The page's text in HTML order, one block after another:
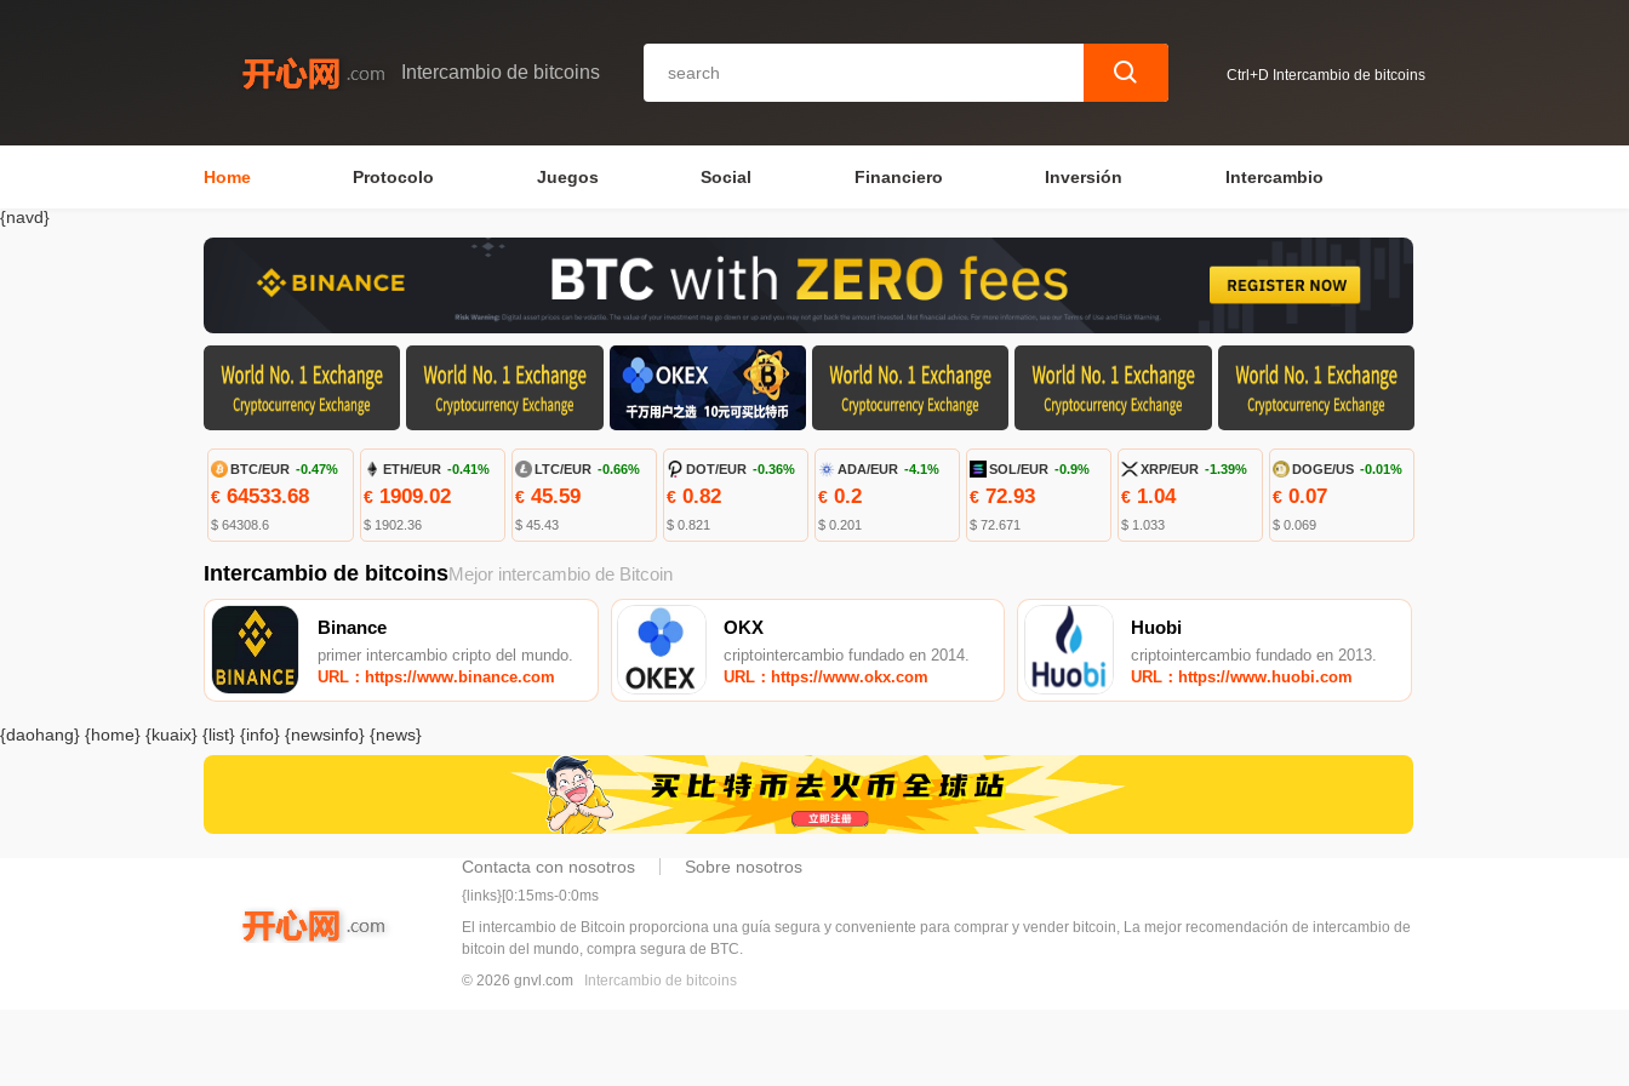
Intercambio de bitcoins Ctrl+D Intercambio de bitcoins
Home Protocolo Juegos Social Financiero Inversión Intercambio
{navd}
BTC/EUR -0.47%
€ 64533.68
$ 64308.6
ETH/EUR -0.41%
€1909.02
$ 1902.36
LTC/EUR -0.66%
€45.59
$ 45.43
DOT/EUR -0.36%
€0.82
$ 0.821
ADA/EUR -4.1%
€0.2
$ 0.201
SOL/EUR -0.9%
€ 72.93
$ 72.671
XRP/EUR -1.39%
€ 1.04
$ 1.033
DOGE/US -0.01%
€ 0.07
$ 0.069
Intercambio de bitcoinsMejor intercambio de Bitcoin
Binance
primer intercambio cripto del mundo.
URL：https://www.binance.com
OKX
criptointercambio fundado en 2014.
URL：https://www.okx.com
Huobi
criptointercambio fundado en 2013.
URL：https://www.huobi.com
{daohang} {home} {kuaix} {list} {info} {newsinfo} {news}
Contacta con nosotros Sobre nosotros
{links}[0:15ms-0:0ms
El intercambio de Bitcoin proporciona una guía segura y conveniente para comprar y vender bitcoin, La mejor recomendación de intercambio de
bitcoin del mundo, compra segura de BTC.
© 2026 gnvl.com
Intercambio de bitcoins